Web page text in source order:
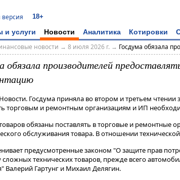
18+
и услуги Новости Аналитика Котировки
новости → 8 июля 2026 г. → Госдума обязала
обязала производителей
Госдума приняла во втором и третьем
торговым и ремонтным организациям и ИП
обязаны поставлять в торговые и ремонтные
обслуживания товара​​​. В отношении
предусмотренные законом "О защите прав
технических товаров, прежде всего
Валерий Гартунг и Михаил Делягин.